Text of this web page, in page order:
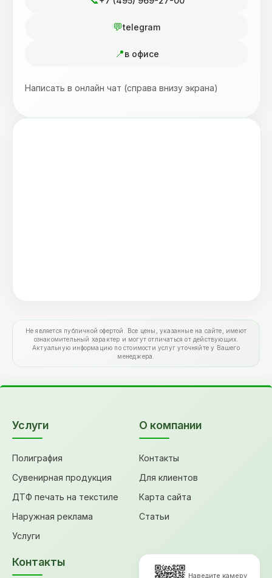
telegram
в офисе
Написать в онлайн чат (справа внизу экрана)
Не является публичной офертой. Все цены, указанные на сайте, имеют
ознакомительный характер и могут отличаться от действующих.
Актуальную информацию по стоимости услуг уточняйте у Вашего
менеджера.
Услуги
Полиграфия
Сувенирная продукция
ДТФ печать на текстиле
Наружная реклама
Услуги
О компании
Контакты
Для клиентов
Карта сайта
Статьи
Контакты
Наведите камеру